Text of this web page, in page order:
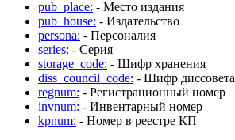
pub_place: - Место издания
pub_house: - Издательство
persona: - Персоналия
series: - Серия
storage_code: - Шифр хранения
diss_council_code: - Шифр диссовета
regnum: - Регистрационный номер
invnum: - Инвентарный номер
kpnum: - Номер в реестре КП